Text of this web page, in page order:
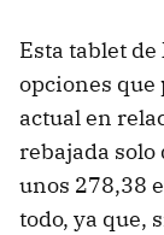
Esta tablet de
opciones que
actual en
rebajada
unos 278,38
todo, ya que,